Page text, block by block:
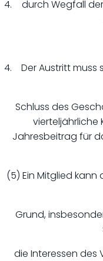
durch Wegfall
Der Austritt muss
Schluss des
vierteljährliche
Jahresbeitrag für
(5) Ein Mitglied
Grund,
die Interessen des